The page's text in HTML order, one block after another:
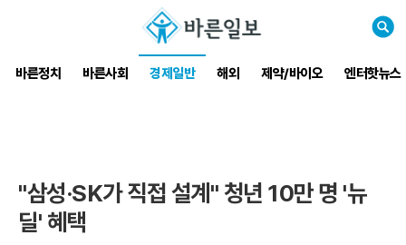
검
바른정치 바른사회 경제일반 해외 제약/바이오 엔터핫뉴스
"삼성·SK가 직접 설계" 청년 10만 명 '뉴
딜' 혜택